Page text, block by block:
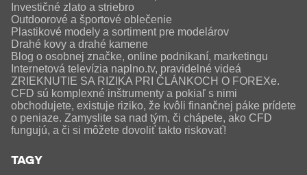
Investičné zlato a striebro
Outdoorové a športové oblečenie
Plastikové modely a sortiment pre modelárov
Drahé kovy a drahé kamene
Blog o osobnej značke, online podnikaní, marketingu
Internetová televízia naplno.tv, pravidelné videá
ZRIEKNUTIE SA RIZIKA PRI ČLÁNKOCH O FOREXe.
CFD sú komplexné inštrumenty a pokiaľ s nimi
obchodujete, existuje riziko, že kvôli finančnej páke prídete
o peniaze. Zamyslite sa nad tým, či chápete, ako CFD
fungujú, a či si môžete dovoliť takto riskovať!
TAGY